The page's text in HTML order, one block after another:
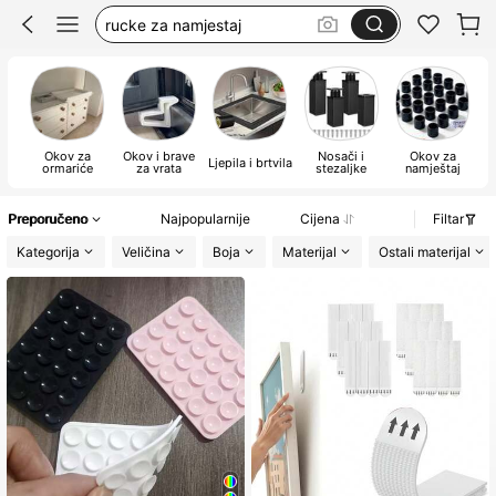
rucke za kuhinju
ručke za namještaj
Okov za
ormariće
Okov i brave
za vrata Ljepila i brtvila Nosači i
stezaljke
Okov za
namještaj
Preporučeno Najpopularnije Cijena
Filtar
Kategorija
Veličina Boja Materijal Ostali materijal